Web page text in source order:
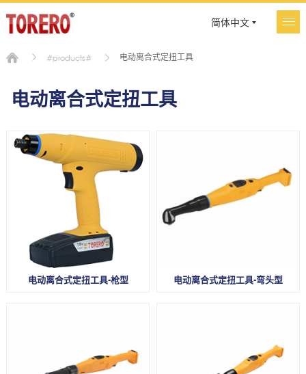
简体中文
#products# 电动离合式定扭工具
电动离合式定扭工具
电动离合式定扭工具-枪型 电动离合式定扭工具-弯头型